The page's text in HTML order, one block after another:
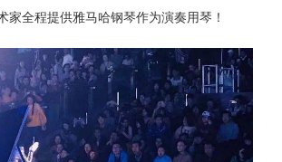
家全程提供雅马哈钢琴作为演奏用琴！